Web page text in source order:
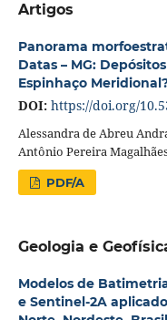
Artigos
Panorama
Datas – MG:
Espinhaço
DOI: https://doi.org/
Alessandra de Abreu
Antônio Pereira
PDF/A
Geologia e
Modelos de
e Sentinel-2A